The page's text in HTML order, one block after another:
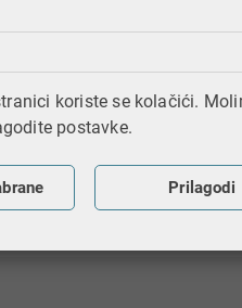
- Izjava o izvanbračnoj
- Izjava o neformalnom
koriste se kolačići.
postavke.
Prilagodi